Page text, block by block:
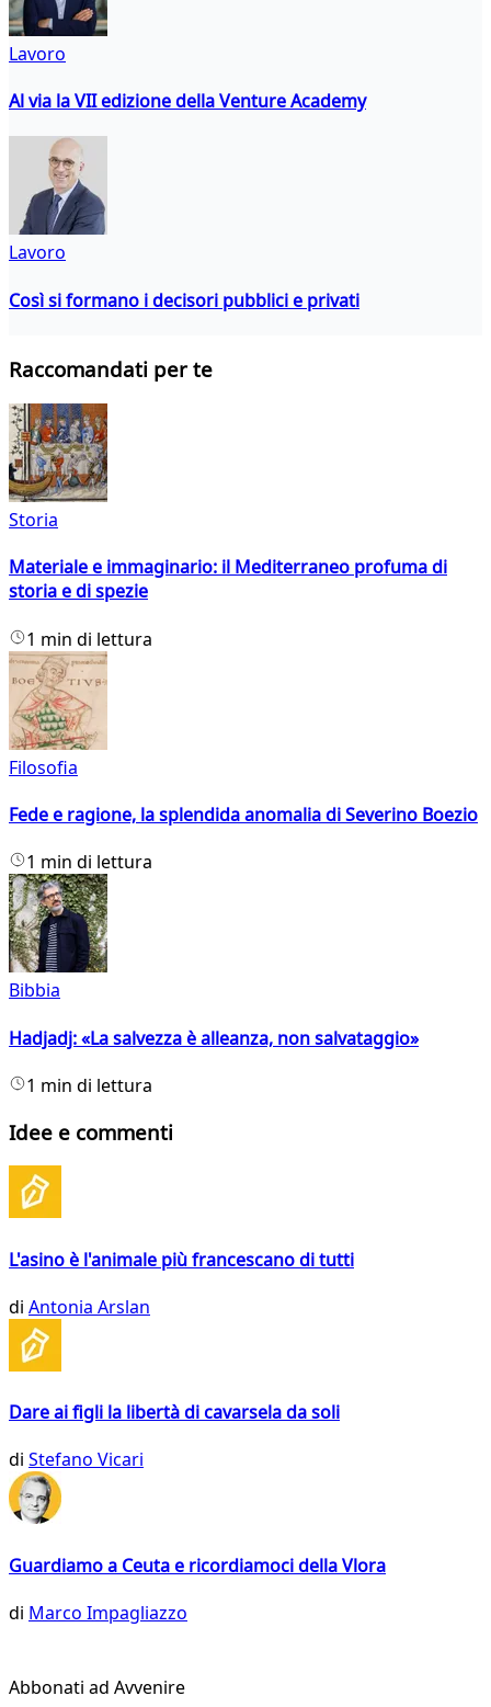
Lavoro
Al via la VII edizione della Venture Academy
Lavoro
Così si formano i decisori pubblici e privati
Raccomandati per te
Storia
Materiale e immaginario: il Mediterraneo profuma di
storia e di spezie
1 min di lettura
Filosofia
Fede e ragione, la splendida anomalia di Severino Boezio
1 min di lettura
Bibbia
Hadjadj: «La salvezza è alleanza, non salvataggio»
1 min di lettura
Idee e commenti
L'asino è l'animale più francescano di tutti
di Antonia Arslan
Dare ai figli la libertà di cavarsela da soli
di Stefano Vicari
Guardiamo a Ceuta e ricordiamoci della Vlora
di Marco Impagliazzo
Abbonati ad Avvenire